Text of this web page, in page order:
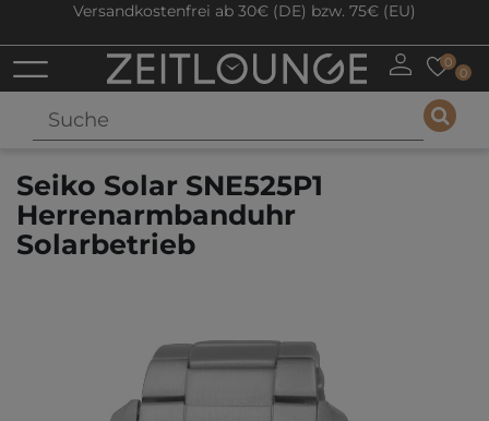
Versandkostenfrei ab 30€ (DE) bzw. 75€ (EU)
0
0
Seiko Solar SNE525P1
Herrenarmbanduhr
Solarbetrieb